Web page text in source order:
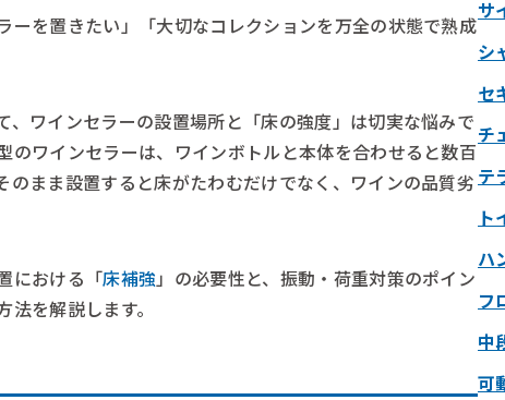
ーを置きたい」「大切なコレクションを万全の状態で熟成
、ワインセラーの設置場所と「床の強度」は切実な悩みで
のワインセラーは、ワインボトルと本体を合わせると数百
のまま設置すると床がたわむだけでなく、ワインの品質劣
における「床補強」の必要性と、振動・荷重対策のポイン
を解説します。
サ
シ
セ
チ
テ
ト
ハ
フ
中
可